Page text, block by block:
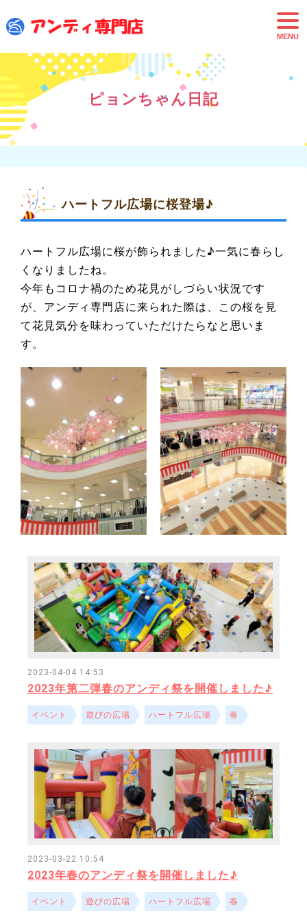
t
o
g
n
ピョンちゃん日記
ハートフル広場に桜登場♪
ハートフル広場に桜が飾られました♪一気に春らし
くなりましたね。
今年もコロナ禍のため花見がしづらい状況です
が、アンディ専門店に来られた際は、この桜を見
て花見気分を味わっていただけたらなと思いま
す。
2023-04-04 14:53
2023年第二弾春のアンディ祭を開催しました♪
イベント 遊びの広場 ハートフル広場 春
2023-03-22 10:54
2023年春のアンディ祭を開催しました♪
イベント 遊びの広場 ハートフル広場 春